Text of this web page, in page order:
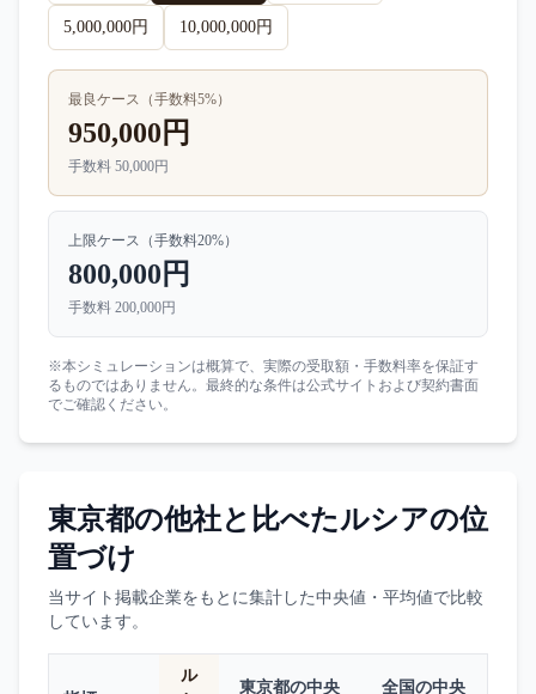
5,000,000円 10,000,000円
最良ケース（手数料5%）
950,000円
手数料 50,000円
上限ケース（手数料20%）
800,000円
手数料 200,000円
※本シミュレーションは概算で、実際の受取額・手数料率を保証す
るものではありません。最終的な条件は公式サイトおよび契約書面
でご確認ください。
東京都の他社と比べたルシアの位
置づけ
当サイト掲載企業をもとに集計した中央値・平均値で比較
しています。
ル
東京都の中央 全国の中央